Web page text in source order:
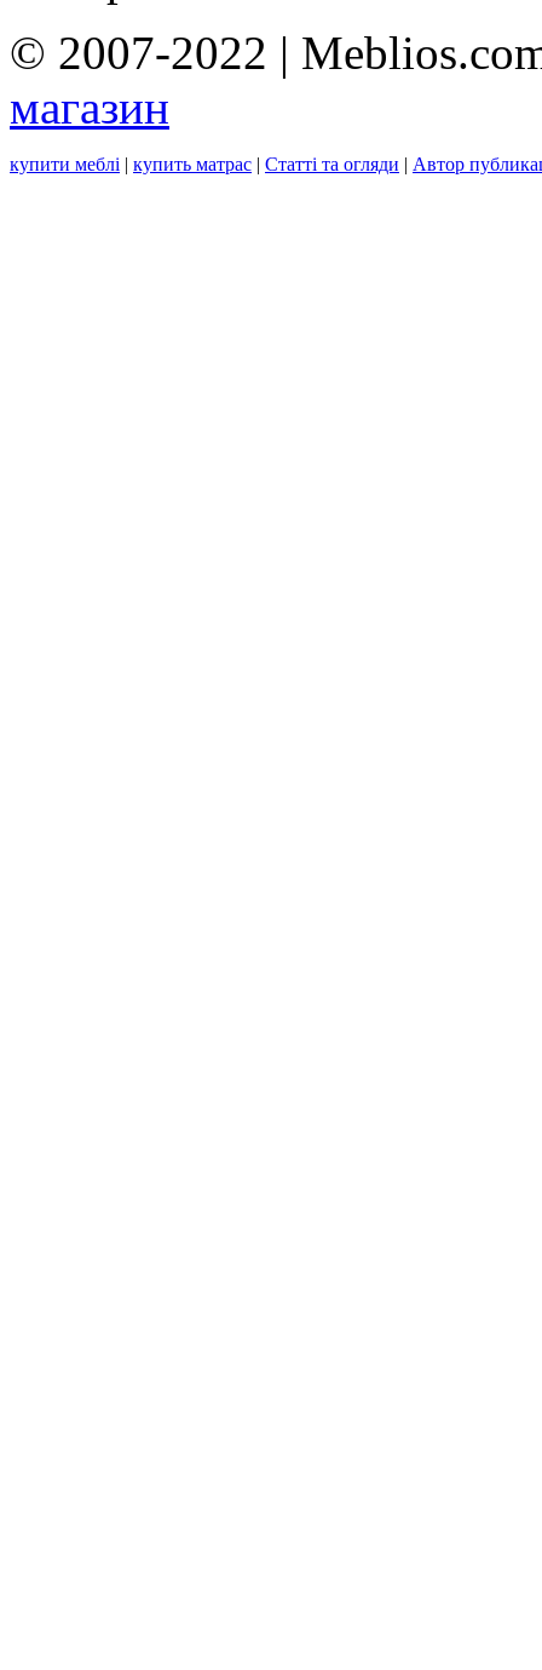
© 2007-2022 |
магазин
купити меблі | купить матрас | Статті та огляди | Автор